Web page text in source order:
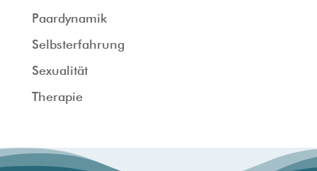
Paardynamik
Selbsterfahrung
Sexualität
Therapie